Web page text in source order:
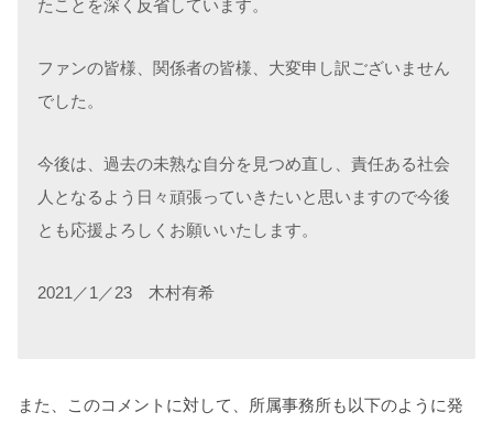
たことを深く反省しています。
ファンの皆様、関係者の皆様、大変申し訳ございません
でした。
今後は、過去の未熟な自分を見つめ直し、責任ある社会
人となるよう日々頑張っていきたいと思いますので今後
とも応援よろしくお願いいたします。
2021／1／23 木村有希
また、このコメントに対して、所属事務所も以下のように発